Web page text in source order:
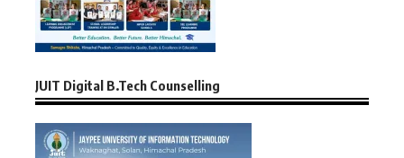
JUIT Digital B.Tech Counselling